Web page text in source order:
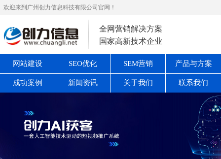
欢迎来到广州创力信息科技有限公司官网！
全网营销解决方案
国家高新技术企业
网站建设 SEO优化 SEM营销 产品与方案
成功案例 新闻资讯 关于我们 联系我们